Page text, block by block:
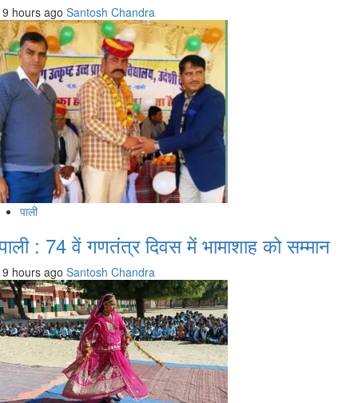
9 hours ago Santosh Chandra
पाली
: 74 वें गणतंत्र दिवस में भामाशाह को सम्मान
9 hours ago Santosh Chandra